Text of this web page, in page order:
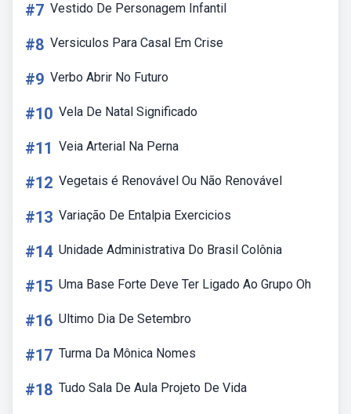
#7 Vestido De Personagem Infantil
#8 Versiculos Para Casal Em Crise
#9 Verbo Abrir No Futuro
#10 Vela De Natal Significado
#11 Veia Arterial Na Perna
#12 Vegetais é Renovável Ou Não Renovável
#13 Variação De Entalpia Exercicios
#14 Unidade Administrativa Do Brasil Colônia
#15 Uma Base Forte Deve Ter Ligado Ao Grupo Oh
#16 Ultimo Dia De Setembro
#17 Turma Da Mônica Nomes
#18 Tudo Sala De Aula Projeto De Vida